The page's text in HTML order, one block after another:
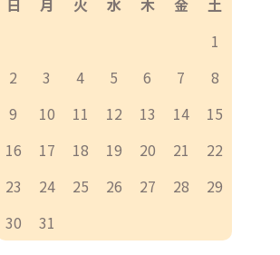
1
2
3 4 5 6 7
8
9
10 11 12 13 14
15
16
17 18 19 20 21
22
23
24 25 26 27 28
29
30
31